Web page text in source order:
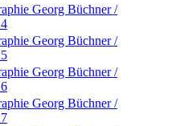
Georg Büchner /
Georg Büchner /
Georg Büchner /
Georg Büchner /